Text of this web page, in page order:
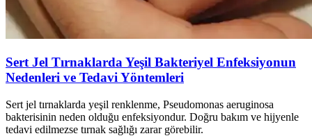
Sert Jel Tırnaklarda Yeşil Bakteriyel Enfeksiyonun
Nedenleri ve Tedavi Yöntemleri
Sert jel tırnaklarda yeşil renklenme, Pseudomonas aeruginosa
bakterisinin neden olduğu enfeksiyondur. Doğru bakım ve hijyenle
tedavi edilmezse tırnak sağlığı zarar görebilir.